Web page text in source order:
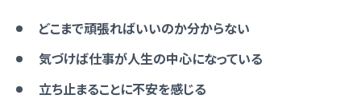
どこまで頑張ればいいのか分からない
気づけば仕事が人生の中心になっている
立ち止まることに不安を感じる